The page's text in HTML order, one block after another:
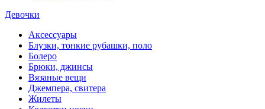
Девочки
Аксессуары
Блузки, тонкие рубашки, поло
Болеро
Брюки, джинсы
Вязаные вещи
Джемпера, свитера
Жилеты